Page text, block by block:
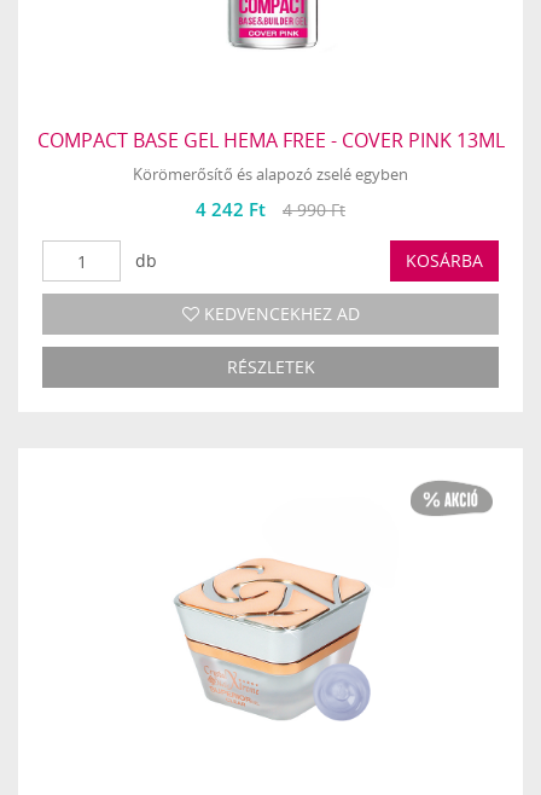
COMPACT BASE GEL HEMA FREE - COVER PINK 13ML
Körömerősítő és alapozó zselé egyben
4 242 Ft 4 990 Ft
db KOSÁRBA
KEDVENCEKHEZ AD
RÉSZLETEK